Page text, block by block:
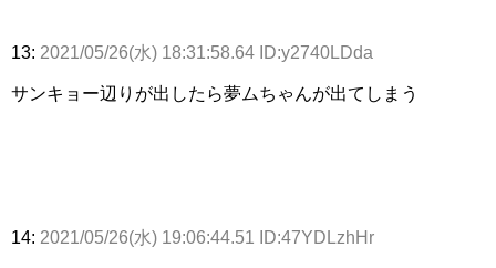
13: 2021/05/26(水) 18:31:58.64 ID:y2740LDda
サンキョー辺りが出したら夢ムちゃんが出てしまう
14: 2021/05/26(水) 19:06:44.51 ID:47YDLzhHr